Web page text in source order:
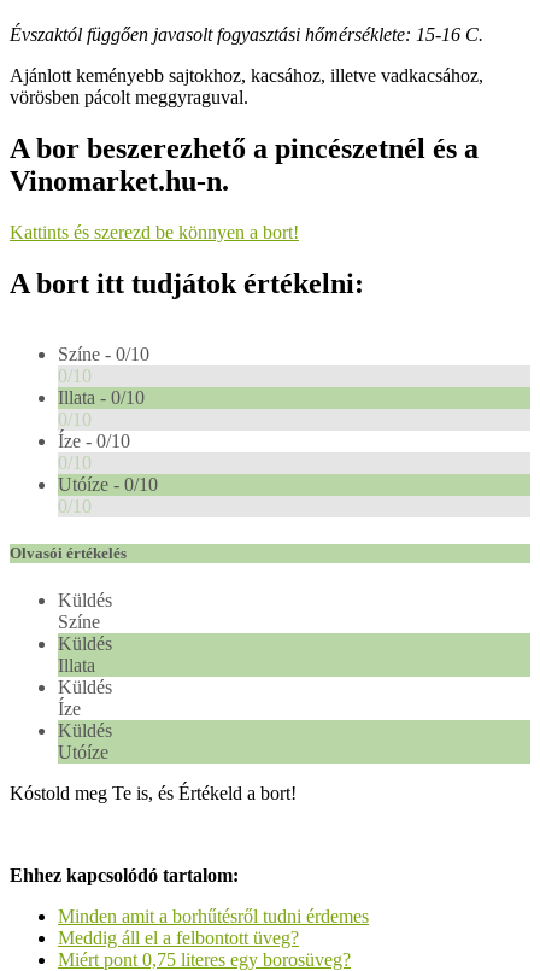
Évszaktól függően javasolt fogyasztási hőmérséklete: 15-16 C.
Ajánlott keményebb sajtokhoz, kacsához, illetve vadkacsához,
vörösben pácolt meggyraguval.
A bor beszerezhető a pincészetnél és a
Vinomarket.hu-n.
Kattints és szerezd be könnyen a bort!
A bort itt tudjátok értékelni:
Színe - 0/10
0/10
Illata - 0/10
0/10
Íze - 0/10
0/10
Utóíze - 0/10
0/10
Olvasói értékelés
Küldés
Színe
Küldés
Illata
Küldés
Íze
Küldés
Utóíze
Kóstold meg Te is, és Értékeld a bort!
Ehhez kapcsolódó tartalom:
Minden amit a borhűtésről tudni érdemes
Meddig áll el a felbontott üveg?
Miért pont 0,75 literes egy borosüveg?